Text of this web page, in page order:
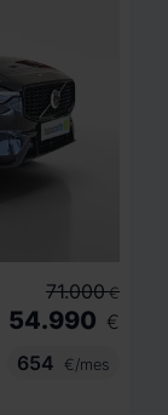
71.000 €
54.990 €
654
€/mes